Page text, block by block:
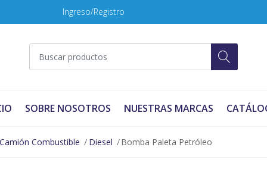
Ingreso/Registro
SOBRE NOSOTROS NUESTRAS MARCAS
Camión Combustible Diesel Bomba Paleta Petróleo